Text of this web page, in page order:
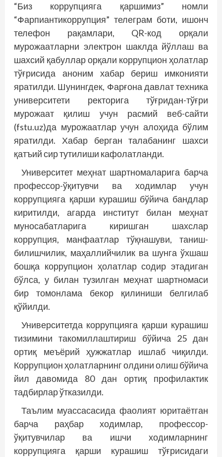
“Биз коррупцияга қаршимиз” номли
“Фарпиантикоррупция” телеграм боти, ишонч
телефон рақамлари, QR-код орқали
мурожаатларни электрон шаклда йўллаш ва
шахсий қабуллар орқали коррупцион ҳолатлар
тўғрисида аноним хабар бериш имконияти
яратилди. Шунингдек, Фарғона давлат техника
университети ректорига тўғридан-тўғри
мурожаат қилиш учун расмий веб-сайти
(fstu.uz)да мурожаатлар учун алоҳида бўлим
яратилди. Хабар берган талабанинг шахси
қатъий сир тутилиши кафолатланди.
Университет меҳнат шартномаларига барча
профессор-ўқитувчи ва ходимлар учун
коррупцияга қарши курашиш бўйича бандлар
киритилди, агарда институт билан меҳнат
муносабатларига киришган шахслар
коррупция, манфаатлар тўқнашуви, таниш-
билишчилик, маҳаллийчилик ва шунга ўхшаш
бошқа коррупцион ҳолатлар содир этадиган
бўлса, у билан тузилган меҳнат шартномаси
бир томонлама бекор қилиниши белгилаб
қўйилди.
Университетда коррупцияга қарши курашиш
тизимини такомиллаштириш бўйича 25 дан
ортиқ меъёрий ҳужжатлар ишлаб чиқилди.
Коррупцион ҳолатларнинг олдини олиш бўйича
йил давомида 80 дан ортиқ профилактик
тадбирлар ўтказилди.
Таълим муассасасида фаолият юритаётган
барча раҳбар ходимлар, профессор-
ўқитувчилар ва ишчи ходимларнинг
коррупцияга қарши курашиш тўғрисидаги